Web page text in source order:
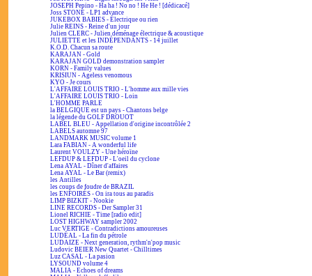
JOSEPH Pepino - Ha ha ! No no ! He He ! [dédicacé]
Joss STONE - LP1 advance
JUKEBOX BABIES - Électrique ou rien
Julie REINS - Reine d'un jour
Julien CLERC - Julien déménage électrique & acoustique
JULIETTE et les INDÉPENDANTS - 14 juillet
K.O.D. Chacun sa route
KARAJAN - Gold
KARAJAN GOLD demonstration sampler
KORN - Family values
KRISIUN - Ageless venomous
KYO - Je cours
L'AFFAIRE LOUIS TRIO - L'homme aux mille vies
L'AFFAIRE LOUIS TRIO - Loin
L'HOMME PARLE
la BELGIQUE est un pays - Chantons belge
la légende du GOLF DROUOT
LABEL BLEU - Appellation d'origine incontrôlée 2
LABELS automne 97
LANDMARK MUSIC volume 1
Lara FABIAN - A wonderful life
Laurent VOULZY - Une héroïne
LEFDUP & LEFDUP - L'oeil du cyclone
Lena AYAL - Dîner d'affaires
Lena AYAL - Le Bar (remix)
les Antilles
les coups de foudre de BRAZIL
les ENFOIRÉS - On ira tous au paradis
LIMP BIZKIT - Nookie
LINE RECORDS - Der Sampler 31
Lionel RICHIE - Time [radio edit]
LOST HIGHWAY sampler 2002
Luc VERTIGE - Contradictions amoureuses
LUDÉAL - La fin du pétrole
LUDAIZE - Next generation, rythm'n'pop music
Ludovic BEIER New Quartet - Chilltimes
Luz CASAL - La pasion
LYSOUND volume 4
MALIA - Echoes of dreams